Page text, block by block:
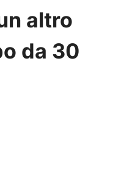
altro
da 30